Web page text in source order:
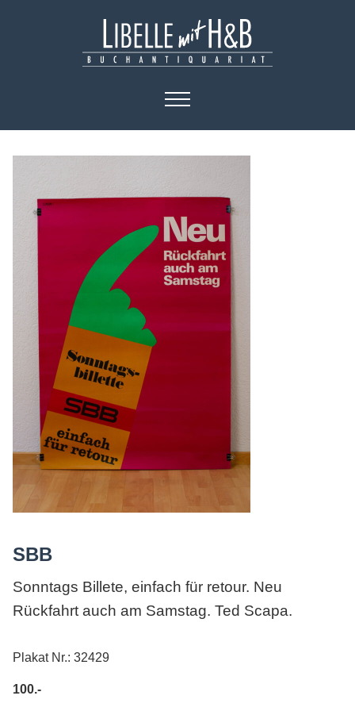
BÜCHER
KUNST
PLAKATE
KONTAKT
SBB
Sonntags Billete, einfach für retour. Neu
Rückfahrt auch am Samstag. Ted Scapa.
Plakat Nr.: 32429
100.-